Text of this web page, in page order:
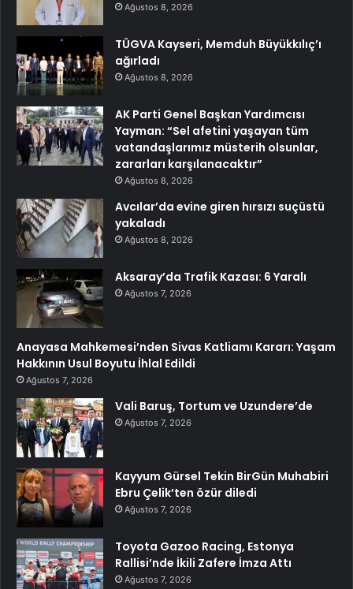
Ağustos 8, 2026
TÜGVA Kayseri, Memduh Büyükkılıç’ı
ağırladı
Ağustos 8, 2026
AK Parti Genel Başkan Yardımcısı
Yayman: “Sel afetini yaşayan tüm
vatandaşlarımız müsterih olsunlar,
zararları karşılanacaktır”
Ağustos 8, 2026
Avcılar’da evine giren hırsızı suçüstü
yakaladı
Ağustos 8, 2026
Aksaray’da Trafik Kazası: 6 Yaralı
Ağustos 7, 2026
Anayasa Mahkemesi’nden Sivas Katliamı Kararı: Yaşam
Hakkının Usul Boyutu İhlal Edildi
Ağustos 7, 2026
Vali Baruş, Tortum ve Uzundere’de
Ağustos 7, 2026
Kayyum Gürsel Tekin BirGün Muhabiri
Ebru Çelik’ten özür diledi
Ağustos 7, 2026
Toyota Gazoo Racing, Estonya
Rallisi’nde İkili Zafere İmza Attı
Ağustos 7, 2026